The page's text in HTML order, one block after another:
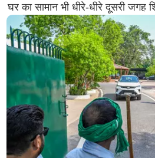
घर का सामान भी धीरे-धीरे दूसरी जगह